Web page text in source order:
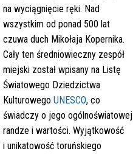
na wyciągnięcie ręki. Nad
wszystkim od ponad 500 lat
czuwa duch Mikołaja Kopernika.
Cały ten średniowieczny zespół
miejski został wpisany na Listę
Światowego Dziedzictwa
Kulturowego UNESCO, co
świadczy o jego ogólnoświatowej
randze i wartości. Wyjątkowość
i unikatowość toruńskiego